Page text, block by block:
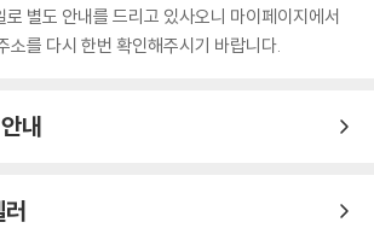
별도 안내를 드리고 있사오니 마이페이지에서
소를 다시 한번 확인해주시기 바랍니다.
내